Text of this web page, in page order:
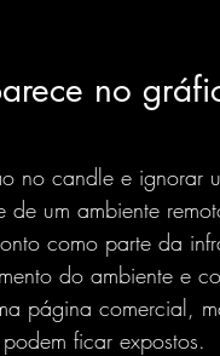
no
no candle e ignorar
um ambiente
como parte da
do ambiente e
página comercial,
ficar expostos.